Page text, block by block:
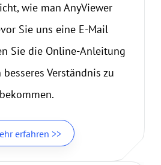
wie man AnyViewer
Sie uns eine E-Mail
Sie die Online-Anleitung
Verständnis zu
bekommen.
erfahren >>